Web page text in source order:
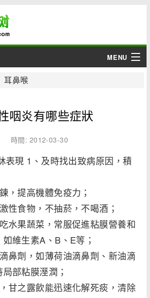
MENU
耳鼻喉
咽炎有哪些症狀
時間: 2012-03-30
表現 1、及時找出致病原因，積
，提高機體免疫力；
性食物，不抽菸，不喝酒；
水果蔬菜，常服促進粘膜營養和
維生素A、B、E等；
鼻劑，如薄荷油滴鼻劑、新油滴
部粘膜溼潤；
甘之露飲能迅速化解死痰，清除